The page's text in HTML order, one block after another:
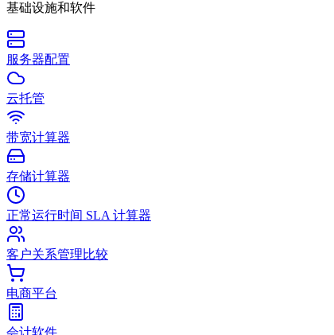
基础设施和软件
服务器配置
云托管
带宽计算器
存储计算器
正常运行时间 SLA 计算器
客户关系管理比较
电商平台
会计软件